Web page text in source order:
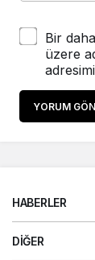
Bir
üzere
YORUM
HABERLER
DIĞER